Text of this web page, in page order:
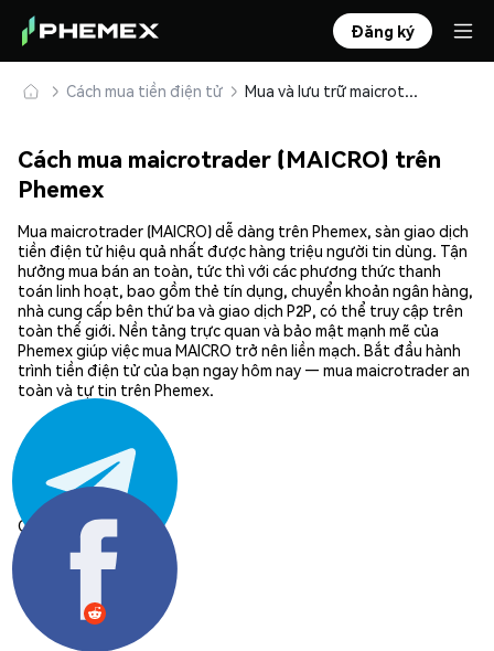
Đăng ký
Cách mua tiền điện tử Mua và lưu trữ maicrotrader (MAICRO) an toàn
Cách mua maicrotrader (MAICRO) trên
Phemex
Mua maicrotrader (MAICRO) dễ dàng trên Phemex, sàn giao dịch
tiền điện tử hiệu quả nhất được hàng triệu người tin dùng. Tận
hưởng mua bán an toàn, tức thì với các phương thức thanh
toán linh hoạt, bao gồm thẻ tín dụng, chuyển khoản ngân hàng,
nhà cung cấp bên thứ ba và giao dịch P2P, có thể truy cập trên
toàn thế giới. Nền tảng trực quan và bảo mật mạnh mẽ của
Phemex giúp việc mua MAICRO trở nên liền mạch. Bắt đầu hành
trình tiền điện tử của bạn ngay hôm nay — mua maicrotrader an
toàn và tự tin trên Phemex.
Chia sẻ: